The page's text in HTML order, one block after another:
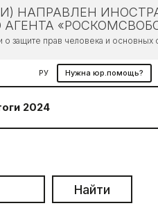
НАПРАВЛЕН
защите прав человека и
РУ Нужна юр.помощь?
2024
Найти